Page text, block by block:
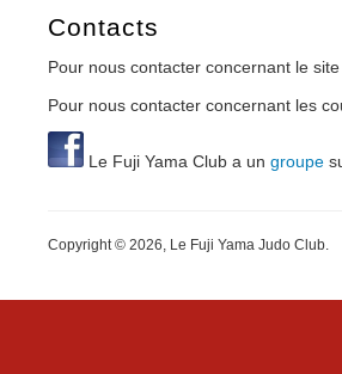
Contacts
Pour nous contacter concernant le site
Pour nous contacter concernant les
Le Fuji Yama Club a un groupe
Copyright © 2026, Le Fuji Yama Judo Club.